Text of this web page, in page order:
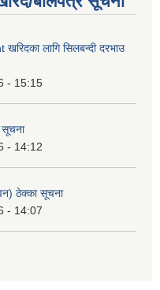
लागि सिलबन्दी दरभाउ
- 15:15
- 14:12
ठेक्का सूचना
- 14:07